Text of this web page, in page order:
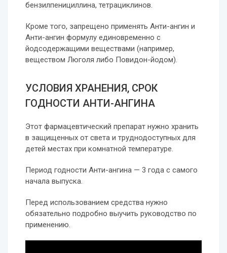
бензилпенициллина, тетрациклинов.
Кроме того, запрещено применять Анти-ангин и
Анти-ангин формулу единовременно с
йодсодержащими веществами (например,
веществом Люголя либо Повидон-йодом).
УСЛОВИЯ ХРАНЕНИЯ, СРОК
ГОДНОСТИ АНТИ-АНГИНА
Этот фармацевтический препарат нужно хранить
в защищенных от света и труднодоступных для
детей местах при комнатной температуре.
Период годности Анти-ангина — 3 года с самого
начала выпуска.
Перед использованием средства нужно
обязательно подробно выучить руководство по
применению.